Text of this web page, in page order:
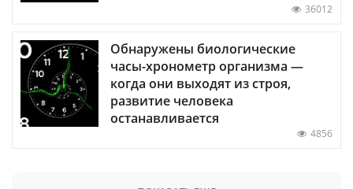
36012
Обнаружены биологические
часы-хронометр организма —
когда они выходят из строя,
развитие человека
останавливается
4856